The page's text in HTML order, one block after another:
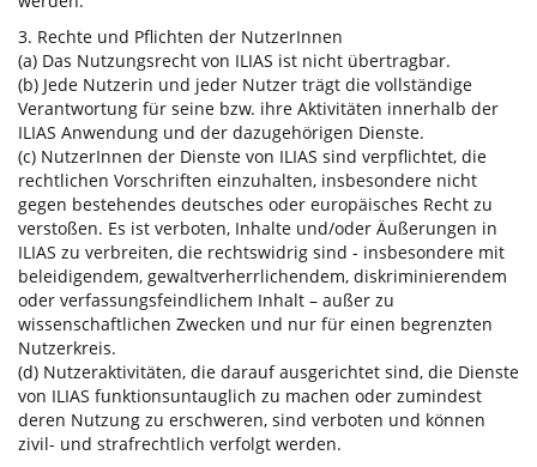
3. Rechte und Pflichten der NutzerInnen
(a) Das Nutzungsrecht von ILIAS ist nicht übertragbar.
(b) Jede Nutzerin und jeder Nutzer trägt die vollständige
Verantwortung für seine bzw. ihre Aktivitäten innerhalb der
ILIAS Anwendung und der dazugehörigen Dienste.
(c) NutzerInnen der Dienste von ILIAS sind verpflichtet, die
rechtlichen Vorschriften einzuhalten, insbesondere nicht
gegen bestehendes deutsches oder europäisches Recht zu
verstoßen. Es ist verboten, Inhalte und/oder Äußerungen in
ILIAS zu verbreiten, die rechtswidrig sind - insbesondere mit
beleidigendem, gewaltverherrlichendem, diskriminierendem
oder verfassungsfeindlichem Inhalt – außer zu
wissenschaftlichen Zwecken und nur für einen begrenzten
Nutzerkreis.
(d) Nutzeraktivitäten, die darauf ausgerichtet sind, die Dienste
von ILIAS funktionsuntauglich zu machen oder zumindest
deren Nutzung zu erschweren, sind verboten und können
zivil- und strafrechtlich verfolgt werden.